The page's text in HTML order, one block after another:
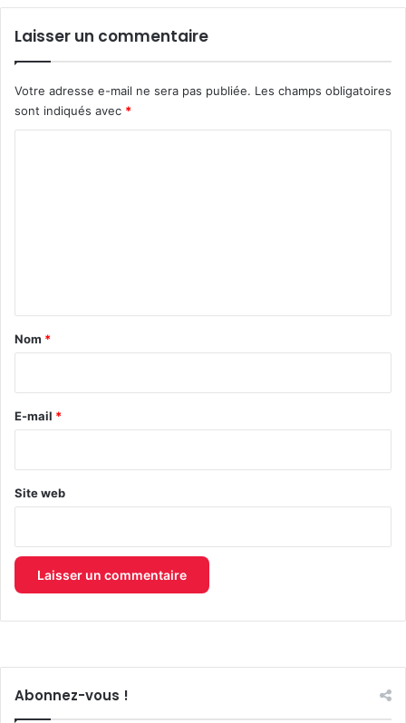
Laisser un commentaire
Votre adresse e-mail ne sera pas publiée. Les champs obligatoires
sont indiqués avec *
a
e
Nom *
E-mail *
Site web
Abonnez-vous !